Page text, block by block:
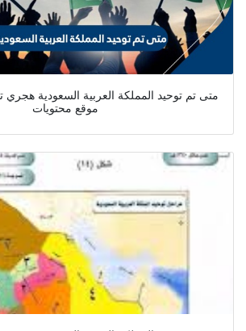
متى تم توحيد المملكة العربية السعودية هجري
موقع محتويات